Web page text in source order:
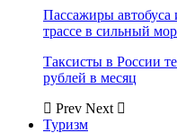
Пассажиры автобуса
трассе в сильный
Таксисты в России
рублей в месяц
Prev Next
Туризм